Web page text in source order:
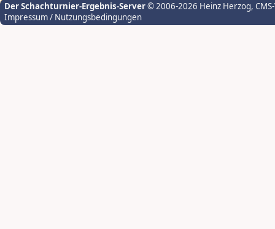
Der Schachturnier-Ergebnis-Server© 2006-2026 Heinz Herzog,
Impressum / Nutzungsbedingungen